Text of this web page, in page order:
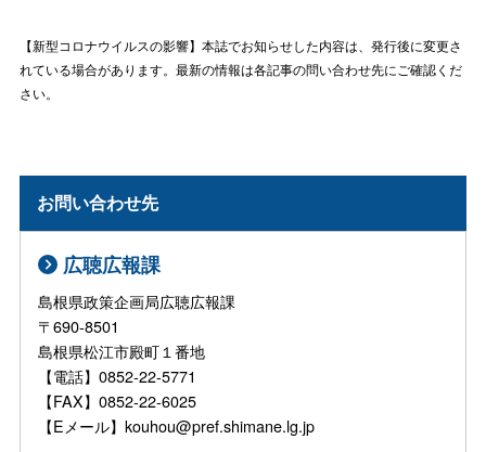
【新型コロナウイルスの影響】本誌でお知らせした内容は、発行後に変更さ
れている場合があります。最新の情報は各記事の問い合わせ先にご確認くだ
さい。
お問い合わせ先
広聴広報課
島根県政策企画局広聴広報課
〒690-8501
島根県松江市殿町１番地
【電話】0852-22-5771
【FAX】0852-22-6025
【Eメール】kouhou@pref.shimane.lg.jp